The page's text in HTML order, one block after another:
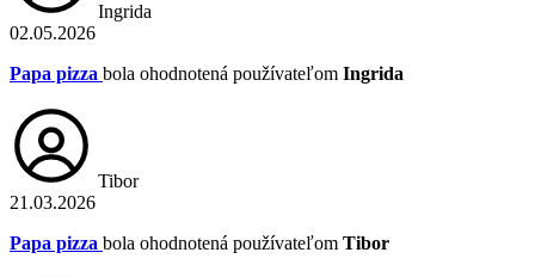
Ingrida
02.05.2026
Papa pizza bola ohodnotená používateľom Ingrida
Tibor
21.03.2026
Papa pizza bola ohodnotená používateľom Tibor